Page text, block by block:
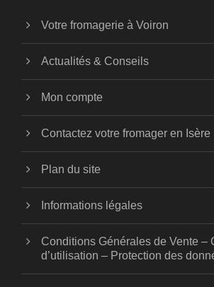
Votre fromagerie à Voiron
Actualités & Conseils
Mon compte
Contactez votre fromager en Isère
Plan du site
Informations légales
Conditions Générales de Vente –
d’utilisation – Protection des